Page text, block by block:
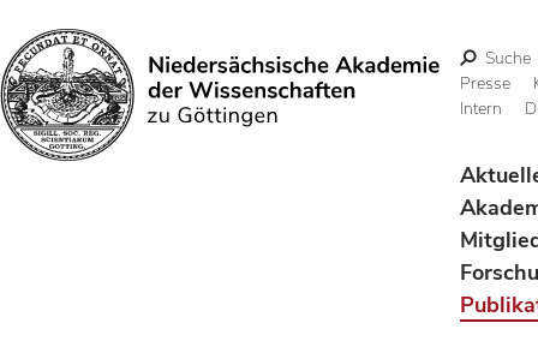
Suchen
Suche
Presse
Intern